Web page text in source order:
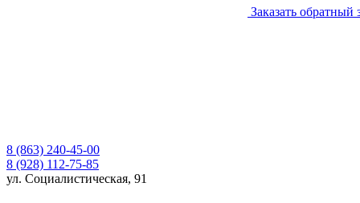
Заказать обратный
8 (863) 240-45-00
8 (928) 112-75-85
ул. Социалистическая, 91